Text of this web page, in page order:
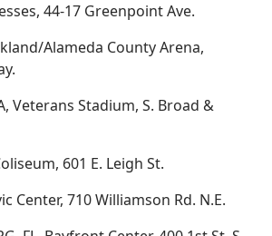
44-17 Greenpoint Ave.
Alameda County Arena,
Veterans Stadium, S. Broad &
601 E. Leigh St.
Center, 710 Williamson Rd. N.E.